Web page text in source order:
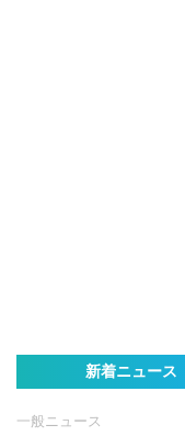
新着ニュース
一般ニュース